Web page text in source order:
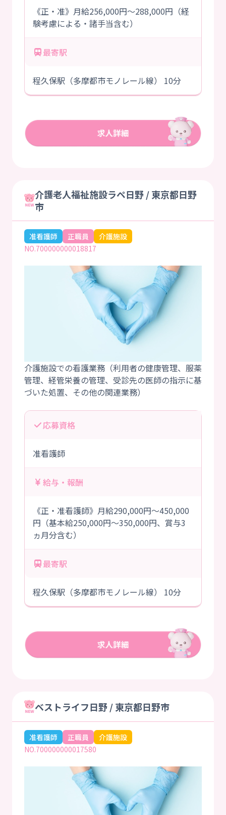
《正・准》月給256,000円～288,000円（経
験考慮による・諸手当含む）
最寄駅
程久保駅（多摩都市モノレール線） 10分
介護老人福祉施設ラペ日野 / 東京都日野
市
准看護師 正職員
介護施設
NO.700000000018817
介護施設での看護業務（利用者の健康管理、服薬
管理、経管栄養の管理、受診先の医師の指示に基
応募資格
准看護師
給与・報酬
《正・准看護師》月給290,000円～450,000
円（基本給250,000円～350,000円、賞与3
ヵ月分含む）
最寄駅
程久保駅（多摩都市モノレール線） 10分
ベストライフ日野 / 東京都日野市
准看護師 正職員
介護施設
NO.700000000017580